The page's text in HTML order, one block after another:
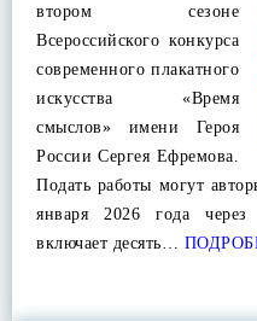
втором сезоне
Всероссийского конкурса
современного плакатного
искусства «Время
смыслов» имени Героя
России Сергея Ефремова.
Подать работы могут
января 2026 года
включает десять…